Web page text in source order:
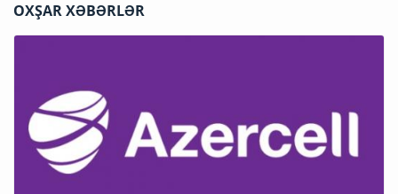
OXŞAR XƏBƏRLƏR